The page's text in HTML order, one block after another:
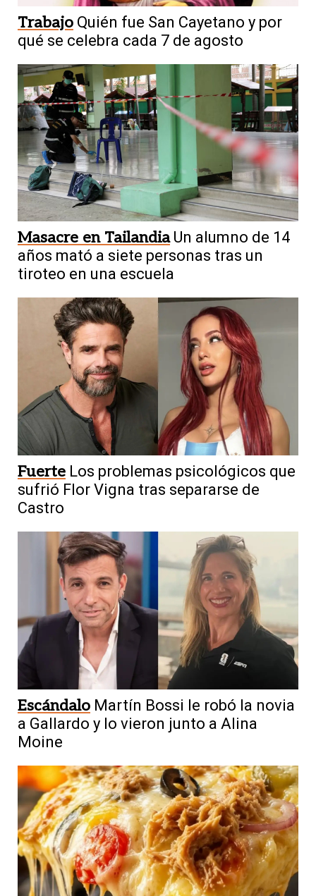
Trabajo Quién fue San Cayetano y por
qué se celebra cada 7 de agosto
Masacre en Tailandia Un alumno de 14
años mató a siete personas tras un
tiroteo en una escuela
Fuerte Los problemas psicológicos que
sufrió Flor Vigna tras separarse de
Castro
Escándalo Martín Bossi le robó la novia
a Gallardo y lo vieron junto a Alina
Moine